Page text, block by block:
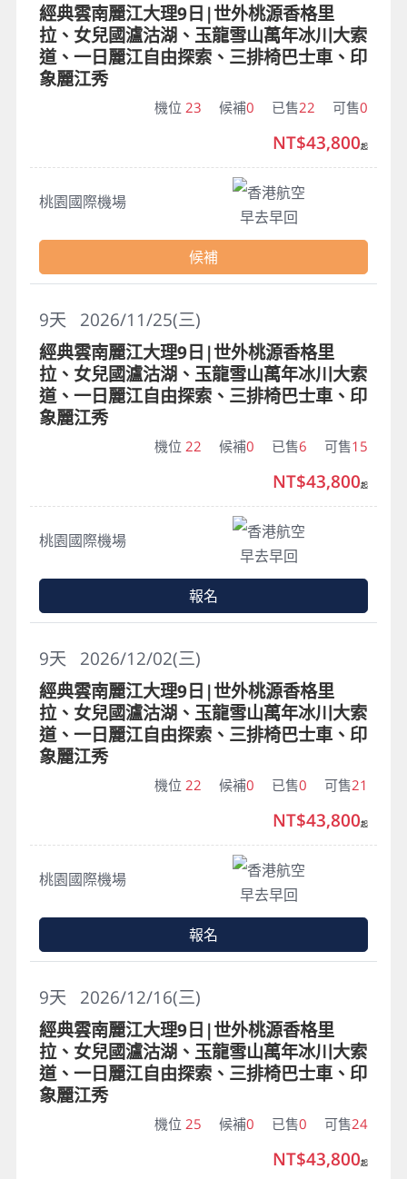
經典雲南麗江大理9日|世外桃源香格里
拉、女兒國瀘沽湖、玉龍雪山萬年冰川大索
道、一日麗江自由探索、三排椅巴士車、印
象麗江秀
機位 23 候補0 已售22 可售0
桃園國際機場
香港航空
早去早回
NT$43,800起
候補
2026/11/25(三)
9天
經典雲南麗江大理9日|世外桃源香格里
拉、女兒國瀘沽湖、玉龍雪山萬年冰川大索
道、一日麗江自由探索、三排椅巴士車、印
象麗江秀
機位 22 候補0 已售6 可售15
桃園國際機場
香港航空
早去早回
NT$43,800起
報名
2026/12/02(三)
9天
經典雲南麗江大理9日|世外桃源香格里
拉、女兒國瀘沽湖、玉龍雪山萬年冰川大索
道、一日麗江自由探索、三排椅巴士車、印
象麗江秀
機位 22 候補0 已售0 可售21
桃園國際機場
香港航空
早去早回
NT$43,800起
報名
2026/12/16(三)
9天
經典雲南麗江大理9日|世外桃源香格里
拉、女兒國瀘沽湖、玉龍雪山萬年冰川大索
道、一日麗江自由探索、三排椅巴士車、印
象麗江秀
機位 25 候補0 已售0 可售24
NT$43,800起